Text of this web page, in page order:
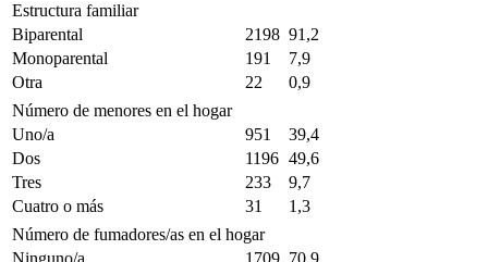
Estructura familiar
Biparental
2198 91,2
Monoparental
191
7,9
Otra
22
0,9
Número de menores en el hogar
Uno/a
951
39,4
Dos
1196 49,6
Tres
233
9,7
Cuatro o más
31
1,3
Número de fumadores/as en el hogar